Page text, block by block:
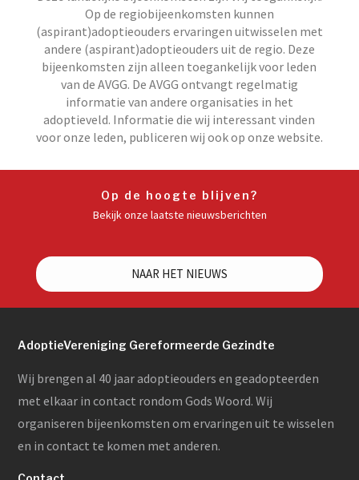
Op de regiobijeenkomsten kunnen
(aspirant)adoptieouders ervaringen uitwisselen met
andere (aspirant)adoptieouders uit de regio. Deze
bijeenkomsten zijn alleen toegankelijk voor leden
van de AVGG. De AVGG ontvangt regelmatig
informatie van andere organisaties in het
adoptieveld. Informatie die wij interessant vinden
voor onze leden, publiceren wij ook op onze website.
Op de hoogte blijven?
Bekijk onze laatste nieuwsberichten
NAAR HET NIEUWS
AdoptieVereniging Gereformeerde Gezindte
Wij brengen al 40 jaar adoptieouders en geadopteerden
met elkaar in contact rondom Gods Woord. Wij
organiseren bijeenkomsten om ervaringen uit te wisselen
en in contact te komen met anderen.